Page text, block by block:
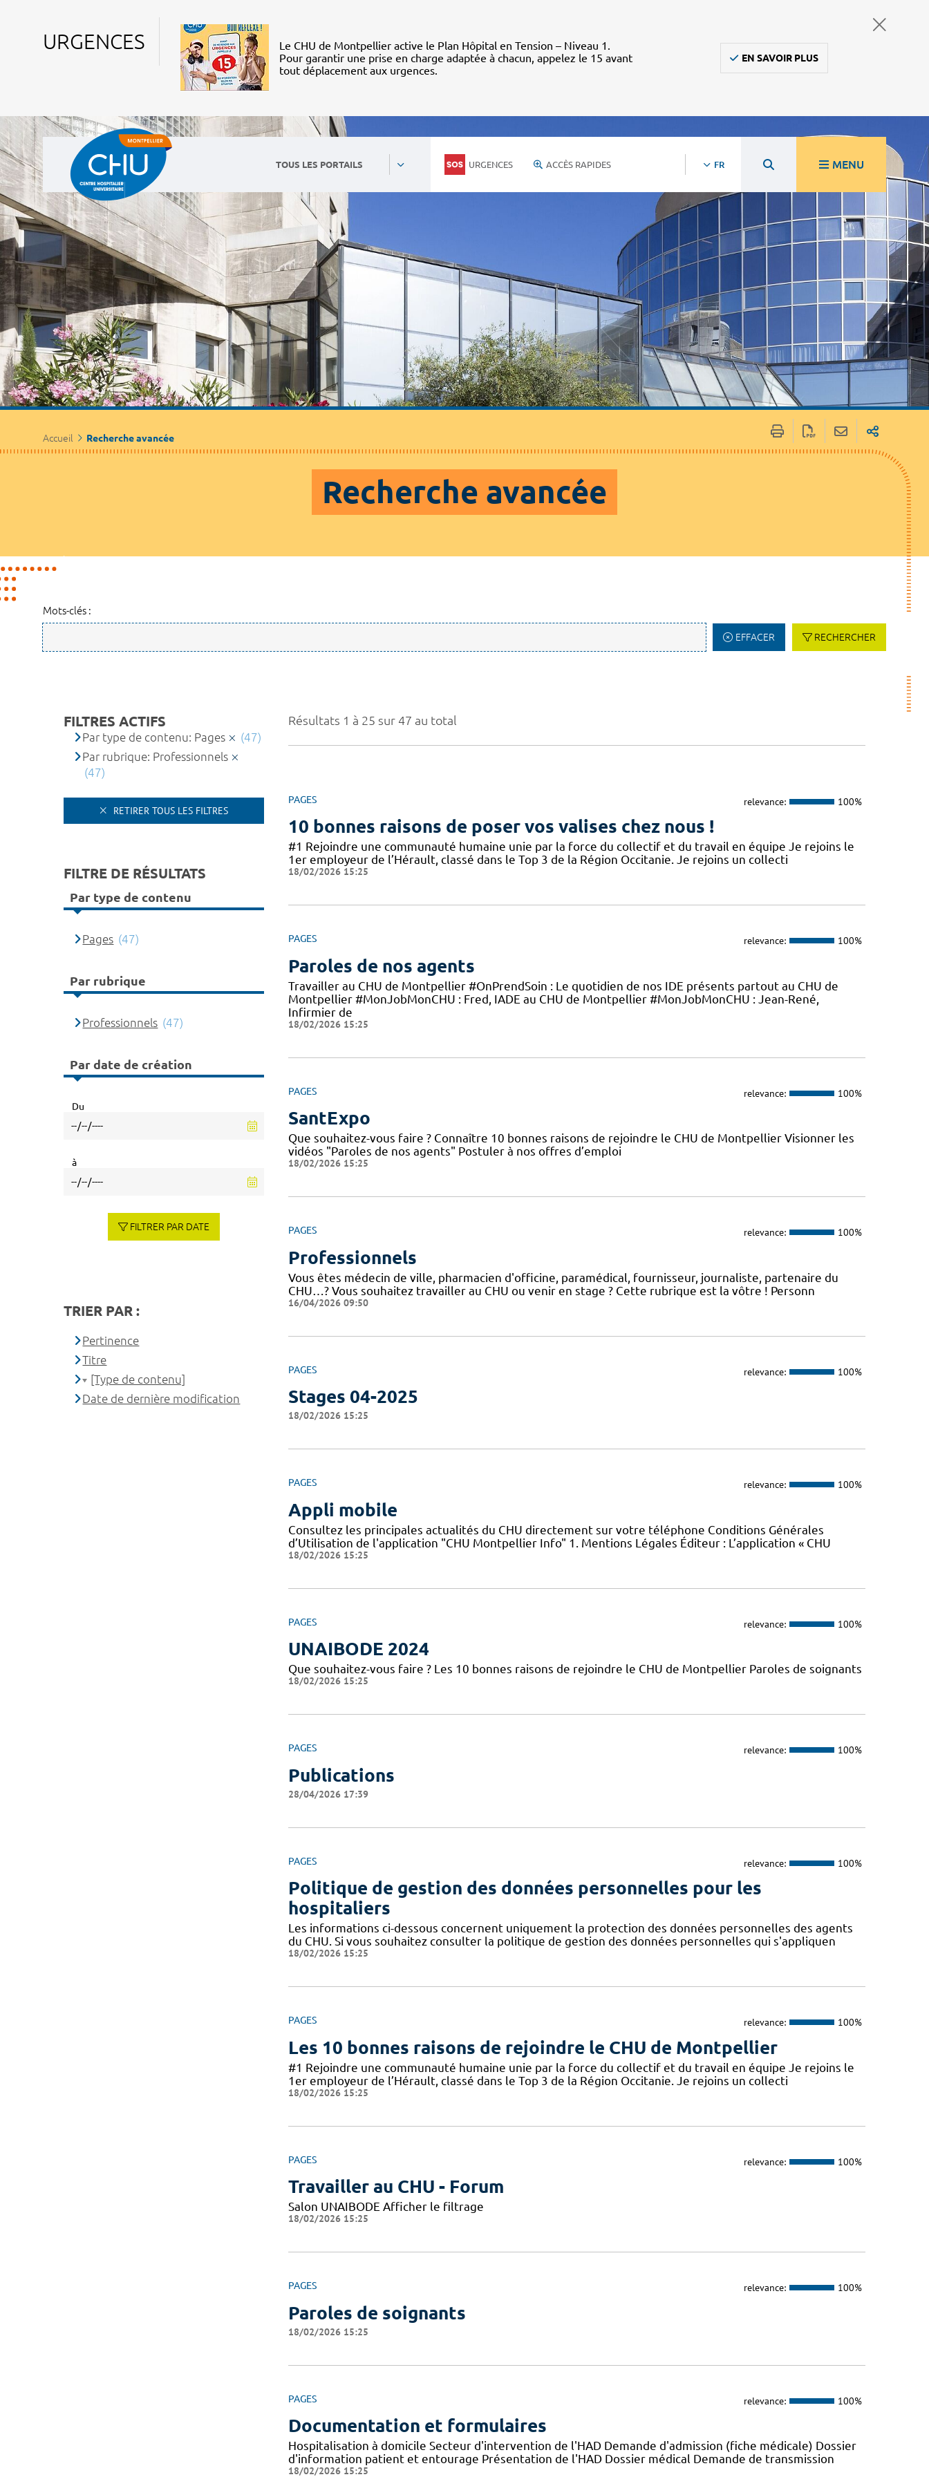
URGENCES
Le CHU de Montpellier active le Plan Hôpital en Tension – Niveau 1.
Pour garantir une prise en charge adaptée à chacun, appelez le 15 avant
tout déplacement aux urgences.
EN SAVOIR PLUS
TOUS LES PORTAILS URGENCES ACCÈS RAPIDES FR MENU
Accueil Recherche avancée
Recherche avancée
Mots-clés :
EFFACER RECHERCHER
Résultats 1 à 25 sur 47 au total
PAGES relevance: 100%
10 bonnes raisons de poser vos valises chez nous !
#1 Rejoindre une communauté humaine unie par la force du collectif et du travail en équipe Je rejoins le
1er employeur de l’Hérault, classé dans le Top 3 de la Région Occitanie. Je rejoins un collecti
18/02/2026 15:25
PAGES relevance: 100%
Paroles de nos agents
Travailler au CHU de Montpellier #OnPrendSoin : Le quotidien de nos IDE présents partout au CHU de
Montpellier #MonJobMonCHU : Fred, IADE au CHU de Montpellier #MonJobMonCHU : Jean-René,
Infirmier de
18/02/2026 15:25
PAGES relevance: 100%
SantExpo
Que souhaitez-vous faire ? Connaître 10 bonnes raisons de rejoindre le CHU de Montpellier Visionner les
vidéos "Paroles de nos agents" Postuler à nos offres d’emploi
18/02/2026 15:25
PAGES relevance: 100%
Professionnels
Vous êtes médecin de ville, pharmacien d'officine, paramédical, fournisseur, journaliste, partenaire du
CHU…? Vous souhaitez travailler au CHU ou venir en stage ? Cette rubrique est la vôtre ! Personn
16/04/2026 09:50
PAGES relevance: 100%
Stages 04-2025
18/02/2026 15:25
PAGES relevance: 100%
Appli mobile
Consultez les principales actualités du CHU directement sur votre téléphone Conditions Générales
d’Utilisation de l'application "CHU Montpellier Info" 1. Mentions Légales Éditeur : L’application « CHU
18/02/2026 15:25
PAGES relevance: 100%
UNAIBODE 2024
Que souhaitez-vous faire ? Les 10 bonnes raisons de rejoindre le CHU de Montpellier Paroles de soignants
18/02/2026 15:25
PAGES relevance: 100%
Publications
28/04/2026 17:39
PAGES relevance: 100%
Politique de gestion des données personnelles pour les
hospitaliers
Les informations ci-dessous concernent uniquement la protection des données personnelles des agents
du CHU. Si vous souhaitez consulter la politique de gestion des données personnelles qui s'appliquen
18/02/2026 15:25
PAGES relevance: 100%
Les 10 bonnes raisons de rejoindre le CHU de Montpellier
#1 Rejoindre une communauté humaine unie par la force du collectif et du travail en équipe Je rejoins le
1er employeur de l’Hérault, classé dans le Top 3 de la Région Occitanie. Je rejoins un collecti
18/02/2026 15:25
PAGES relevance: 100%
Travailler au CHU - Forum
Salon UNAIBODE Afficher le filtrage
18/02/2026 15:25
PAGES relevance: 100%
Paroles de soignants
18/02/2026 15:25
PAGES relevance: 100%
Documentation et formulaires
Hospitalisation à domicile Secteur d'intervention de l'HAD Demande d'admission (fiche médicale) Dossier
d'information patient et entourage Présentation de l'HAD Dossier médical Demande de transmission
18/02/2026 15:25
FILTRES ACTIFS
Par type de contenu: Pages
(47)
Par rubrique: Professionnels
(47)
RETIRER TOUS LES FILTRES
FILTRE DE RÉSULTATS
Par type de contenu
Pages (47)
Par rubrique
Professionnels (47)
Par date de création
Du
à
FILTRER PAR DATE
TRIER PAR :
Pertinence
Titre
[Type de contenu]
Date de dernière modification